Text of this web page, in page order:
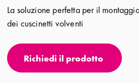
La soluzione perfetta per il
dei cuscinetti volventi
Richiedi il prodotto